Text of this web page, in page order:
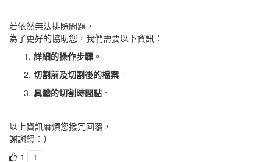
若依然無法排除問題，
為了更好的協助您，我們需要以下資訊：
詳細的操作步驟 。
切割前及切割後的檔案 。
具體的切割時間點 。
以上資訊麻煩您撥冗回覆，
謝謝您：）
1
-1